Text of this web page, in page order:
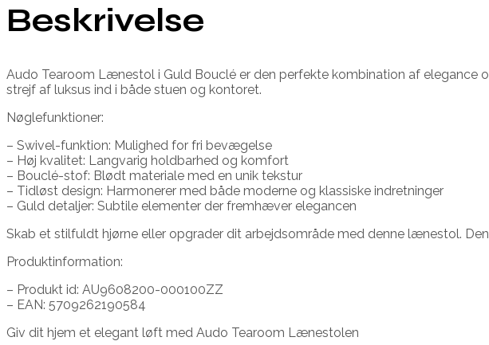
Beskrivelse
Audo Tearoom Lænestol i Guld Bouclé er den perfekte kombination af
strejf af luksus ind i både stuen og kontoret.
Nøglefunktioner:
– Swivel-funktion: Mulighed for fri bevægelse
– Høj kvalitet: Langvarig holdbarhed og komfort
– Bouclé-stof: Blødt materiale med en unik tekstur
– Tidløst design: Harmonerer med både moderne og klassiske indretninger
– Guld detaljer: Subtile elementer der fremhæver elegancen
Skab et stilfuldt hjørne eller opgrader dit arbejdsområde med denne lænestol.
Produktinformation:
– Produkt id: AU9608200-000100ZZ
– EAN: 5709262190584
Giv dit hjem et elegant løft med Audo Tearoom Lænestolen